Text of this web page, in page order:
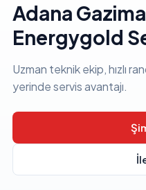
Adana
Energygold
Uzman teknik ekip, hızlı
yerinde servis avantajı.